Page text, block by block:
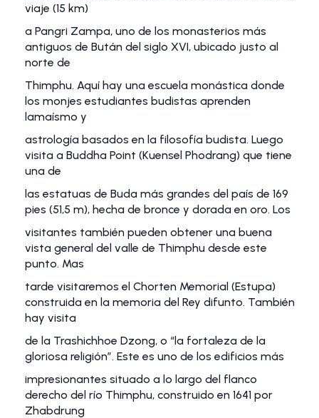
viaje (15 km)
a Pangri Zampa, uno de los monasterios más
antiguos de Bután del siglo XVI, ubicado justo al
norte de
Thimphu. Aquí hay una escuela monástica donde
los monjes estudiantes budistas aprenden
lamaísmo y
astrología basados en la filosofía budista. Luego
visita a Buddha Point (Kuensel Phodrang) que tiene
una de
las estatuas de Buda más grandes del país de 169
pies (51,5 m), hecha de bronce y dorada en oro. Los
visitantes también pueden obtener una buena
vista general del valle de Thimphu desde este
punto. Mas
tarde visitaremos el Chorten Memorial (Estupa)
construida en la memoria del Rey difunto. También
hay visita
de la Trashichhoe Dzong, o “la fortaleza de la
gloriosa religión”. Este es uno de los edificios más
impresionantes situado a lo largo del flanco
derecho del río Thimphu, construido en 1641 por
Zhabdrung